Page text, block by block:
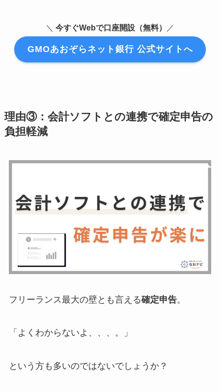
＼ 今すぐWebで口座開設（無料） ／
GMOあおぞらネット銀行 公式サイトへ
理由③：会計ソフトとの連携で確定申告の
負担軽減
フリーランス最大の壁とも言える確定申告。
「よくわからないよ、、、。」
という方も多いのではないでしょうか？